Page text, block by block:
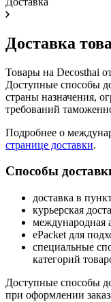
Доставка
Товары на Decosthai
Доступные способы
страны назначения,
требований
Подробнее о
странице доставки.
Способы
доставка в
курьерская
международная
ePacket для
специальные
категорий
Доступные способы
при оформлении